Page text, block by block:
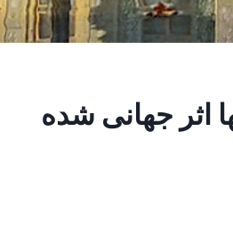
اثر جهانی شده